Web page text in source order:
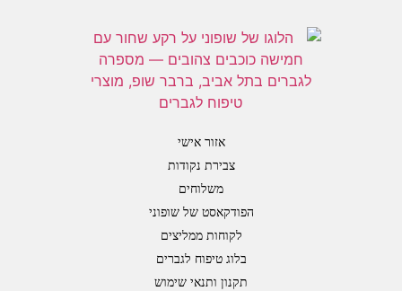
אזור אישי
צבירת נקודות
משלוחים
הפודקאסט של שופוני
לקוחות ממליצים
בלוג טיפוח לגברים
תקנון ותנאי שימוש